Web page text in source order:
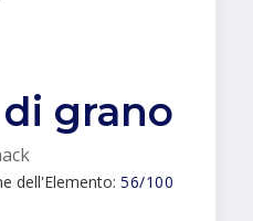
grano
dell'Elemento: 56/100